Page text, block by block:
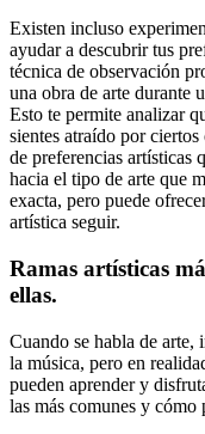
Existen incluso
ayudar a descubrir tus
técnica de observación
una obra de arte durante
Esto te permite analizar
sientes atraído por
de preferencias artísticas
hacia el tipo de arte que
exacta, pero puede
artística seguir.
Ramas artísticas
ellas.
Cuando se habla de arte,
la música, pero en
pueden aprender y
las más comunes y cómo